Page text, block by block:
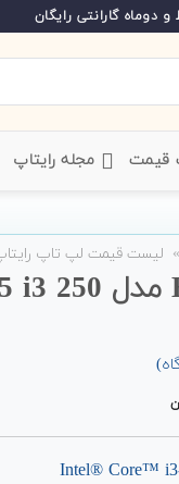
قیمت ‌ مجله رایتاپ
» لیست قیمت لپ تاپ
Intel® Core™